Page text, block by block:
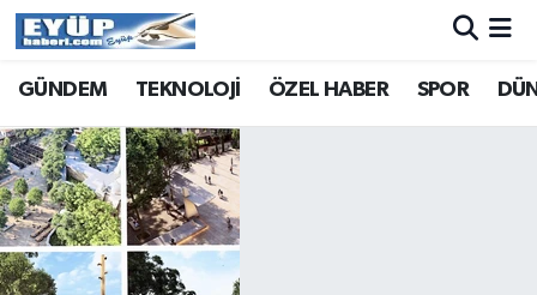
GÜNDEM TEKNOLOJİ ÖZEL HABER SPOR